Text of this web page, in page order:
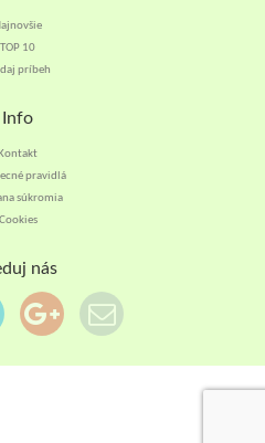
TOP 10
príbeh
Info
Kontakt
pravidlá
súkromia
Cookies
nás